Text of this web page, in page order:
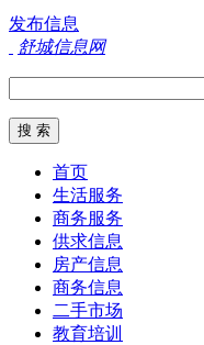
发布信息
舒城信息网
首页
生活服务
商务服务
供求信息
房产信息
商务信息
二手市场
教育培训